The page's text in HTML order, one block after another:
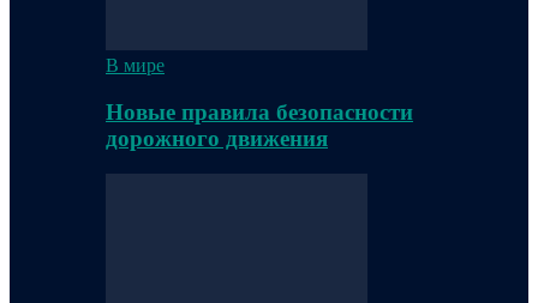
В мире
Новые правила безопасности
дорожного движения